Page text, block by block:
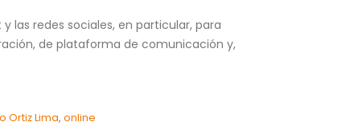
las redes sociales, en particular, para
de plataforma de comunicación y,
Ortiz Lima, online